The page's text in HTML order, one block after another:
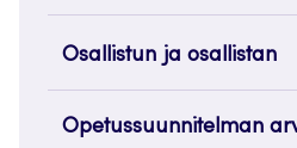
Osallistun ja osallistan
Opetussuunnitelman